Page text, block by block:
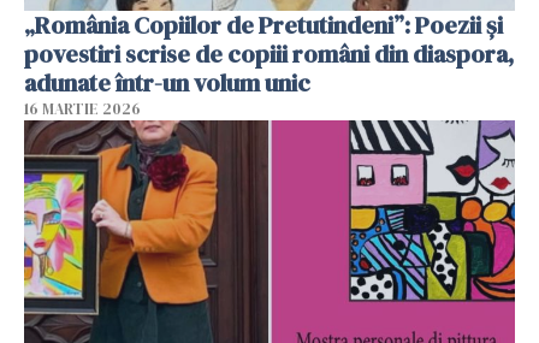
„România Copiilor de Pretutindeni”: Poezii și
povestiri scrise de copiii români din diaspora,
adunate într-un volum unic
16 MARTIE 2026